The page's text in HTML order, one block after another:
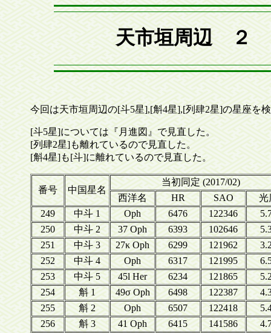
天市垣周辺 ２
今回は天市垣周辺の[斗5星],[斛4星],[列肆2星]の星座を
[斗5星]については『月進図』で見直した。
[列肆2星]も離れているので見直した。
[斛4星]も[斗]に離れているので見直した。
番号 中国星名
当初同定 (2017/02)
西洋名
HR SAO
光
249
中斗 1 Oph 6476 122346
250
中斗 2 37 Oph 6393 102646
251
中斗 3 27κ Oph 6299 121962
252
中斗 4 Oph 6317 121995
253
中斗 5 45l Her 6234 121865
254
斛 1 49σ Oph 6498 122387
255
斛 2 Oph 6507 122418
256
斛 3 41 Oph 6415 141586